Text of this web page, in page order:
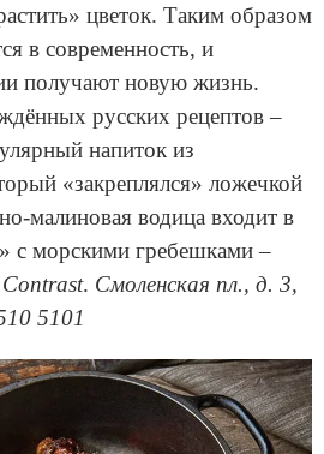
цветок. Таким образом
в современность, и
получают новую жизнь.
русских рецептов –
напиток из
«закреплялся» ложечкой
малиновая водица входит в
с морскими гребешками –
Contrast. Смоленская пл., д. 3,
5101